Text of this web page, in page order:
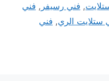
, فني رسيفر , فني
ستلايت الري, فني